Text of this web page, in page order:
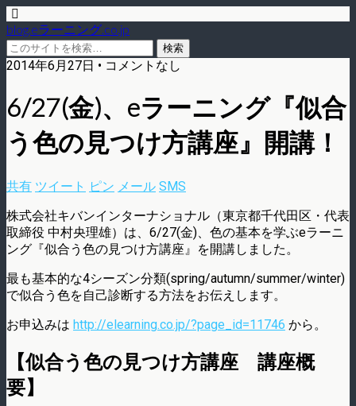
blog.eラーニング.co.jp
2014年6月27日 • コメントなし
6/27(金)、eラーニング『似合
う色の見つけ方講座』開講！
共有 ツイート ピン メール SMS
株式会社キバンインターナショナル（東京都千代田区・代表
取締役 中村央理雄）は、6/27(金)、色の基本を学ぶeラーニ
ング『似合う色の見つけ方講座』を開講しました。
最も基本的な4シーズン分類(spring/autumn/summer/winter)
で似合う色を自己診断する方法をお伝えします。
お申込みは http://elearning.co.jp/?page_id=11746 から。
【似合う色の見つけ方講座 講座概
要】